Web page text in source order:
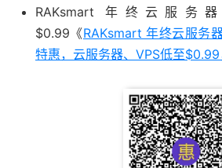
RAKsmart 年终云服务
$0.99《RAKsmart 年终云服务
特惠，云服务器、VPS低至$0.99